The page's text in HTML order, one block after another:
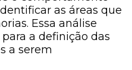
as áreas que
Essa análise
a definição das
a serem